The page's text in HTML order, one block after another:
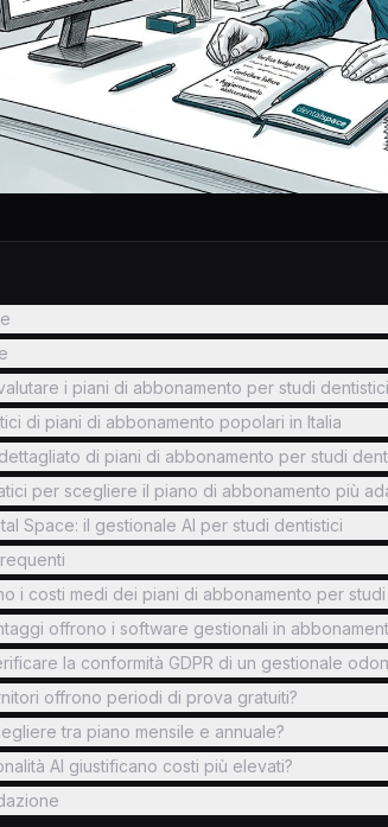
i piani di abbonamento per studi dentistici
di piani di abbonamento popolari in Italia
di piani di abbonamento per studi
per scegliere il piano di abbonamento più
Space: il gestionale AI per studi dentistici
i costi medi dei piani di abbonamento per
offrono i software gestionali in
la conformità GDPR di un gestionale
offrono periodi di prova gratuiti?
tra piano mensile e annuale?
AI giustificano costi più elevati?